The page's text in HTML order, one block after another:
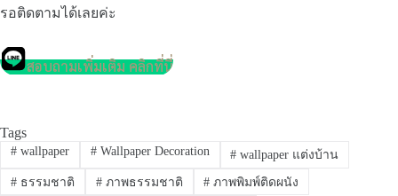
รอติดตามได้เลยค่ะ
สอบถามเพิ่มเติม คลิกที่นี่
Tags
#wallpaper #Wallpaper Decoration # wallpaper แต่งบ้าน
#ธรรมชาติ #ภาพธรรมชาติ # ภาพพิมพ์ติดผนัง